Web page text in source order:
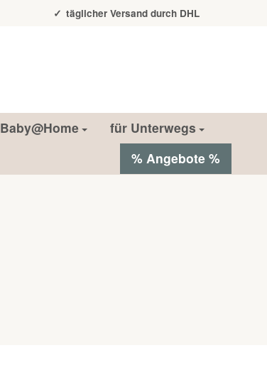
täglicher Versand durch DHL
Baby@Home
für Unterwegs
% Angebote %